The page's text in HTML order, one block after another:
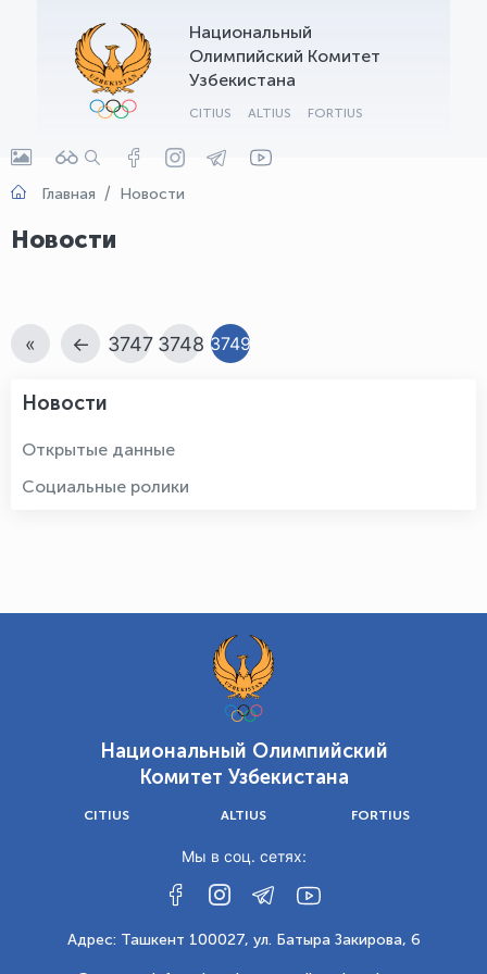
Национальный
Олимпийский Комитет
Узбекистана
CITIUS ALTIUS FORTIUS
Главная Новости
Новости
« ← 3747 3748 3749
Новости
Открытые данные
Социальные ролики
Национальный Олимпийский
Комитет Узбекистана
CITIUS ALTIUS FORTIUS
Мы в соц. сетях:
Адрес: Ташкент 100027, ул. Батыра Закирова, 6
OLYMPCHIK AI - yordamchi
Онлайн · olympic.uz